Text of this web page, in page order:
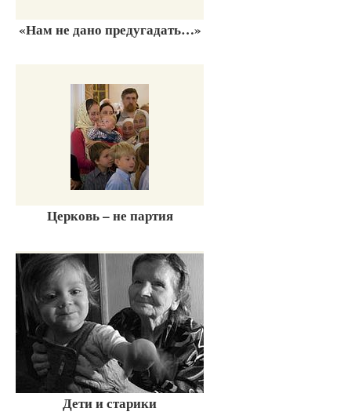
«Нам не дано предугадать…»
Церковь – не партия
Дети и старики